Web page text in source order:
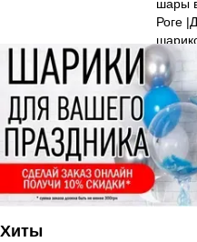
Хиты